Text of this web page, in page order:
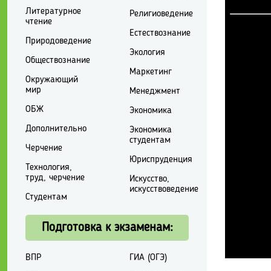
Литературное
чтение
Природоведение
Обществознание
Окружающий
мир
ОБЖ
Дополнительно
Черчение
Технология,
труд, черчение
Студентам
Религиоведение
Естествознание
Экология
Маркетинг
Менеджмент
Экономика
Экономика
студентам
Юриспруденция
Искусство,
искусствоведение
Подготовка к экзаменам:
ВПР
ГИА (ОГЭ)